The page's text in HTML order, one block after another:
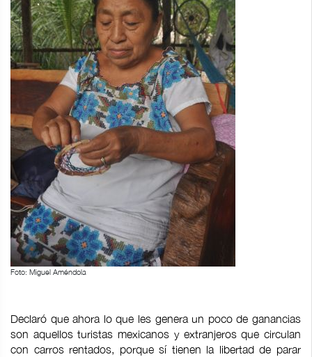
Foto: Miguel Améndola
Declaró que ahora lo que les genera un poco de ganancias
son aquellos turistas mexicanos y extranjeros que circulan
con carros rentados, porque sí tienen la libertad de parar